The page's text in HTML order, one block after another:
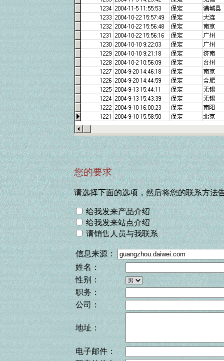
您的要求
请选择下面的选项，然后将您的联系方法
给我发来产品介绍
给我发来站点介绍
请销售人员与我联系
信息来源：
姓名：
性别：
职务：
公司：
地址：
电子邮件：